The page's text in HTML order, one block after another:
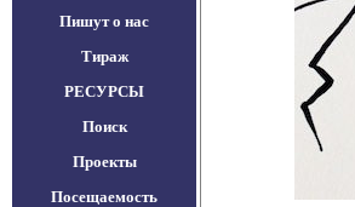
Пишут о нас
Тираж
РЕСУРСЫ
Поиск
Проекты
Посещаемость